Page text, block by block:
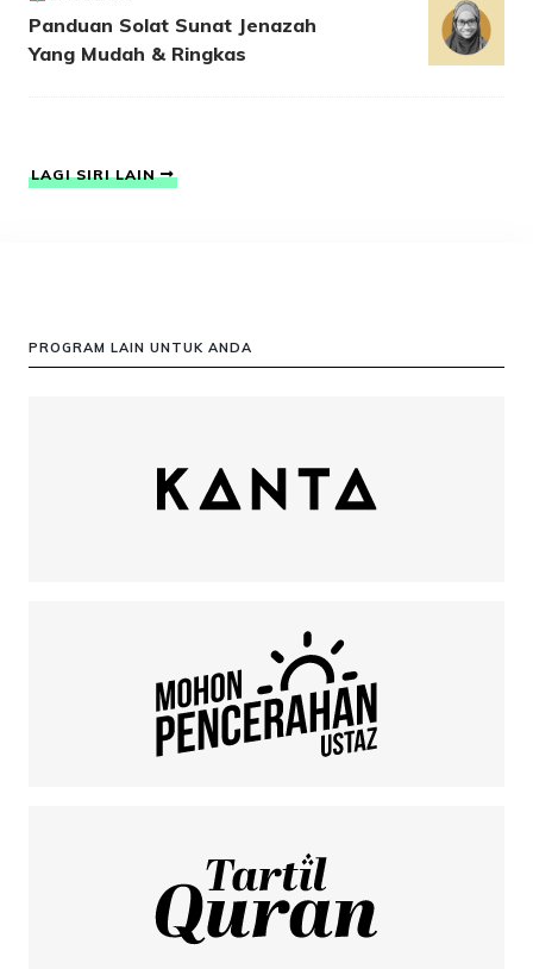
Panduan Solat Sunat Jenazah
Yang Mudah & Ringkas
LAGI SIRI LAIN
PROGRAM LAIN UNTUK ANDA